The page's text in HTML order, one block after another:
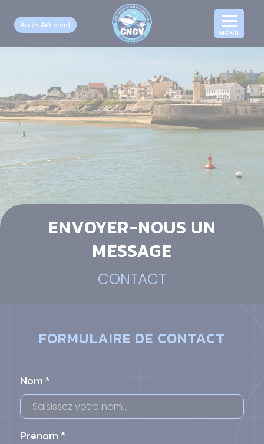
Accès Adhérent
ENVOYER-NOUS UN
MESSAGE
CONTACT
FORMULAIRE DE CONTACT
Nom *
Prénom *